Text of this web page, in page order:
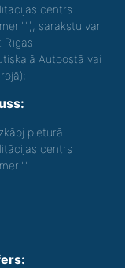
centrs
sarakstu var
Rīgas
Autoostā vai
pieturā
centrs